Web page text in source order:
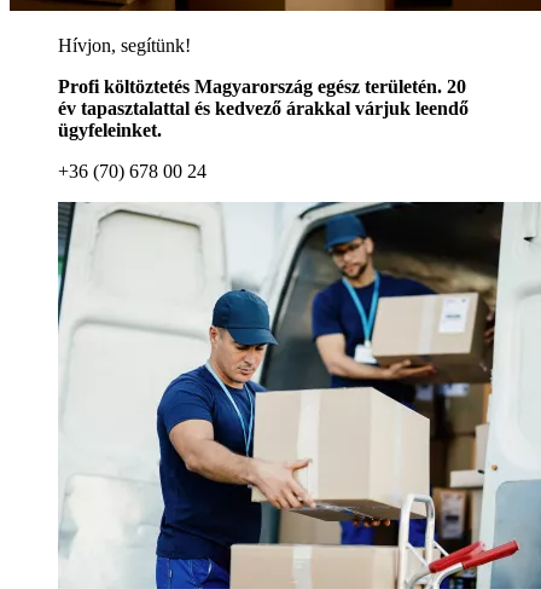
Hívjon, segítünk!
Profi költöztetés Magyarország egész területén. 20
év tapasztalattal és kedvező árakkal várjuk leendő
ügyfeleinket.
+36 (70) 678 00 24